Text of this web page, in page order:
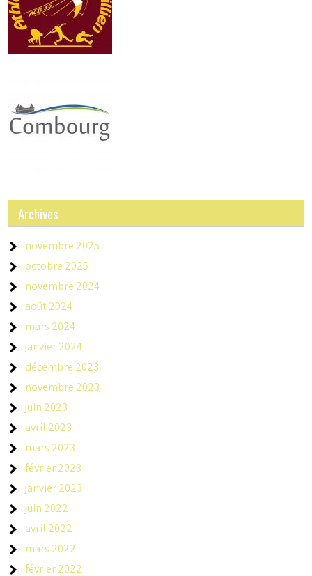
Archives
novembre 2025
octobre 2025
novembre 2024
août 2024
mars 2024
janvier 2024
décembre 2023
novembre 2023
juin 2023
avril 2023
mars 2023
février 2023
janvier 2023
juin 2022
avril 2022
mars 2022
février 2022